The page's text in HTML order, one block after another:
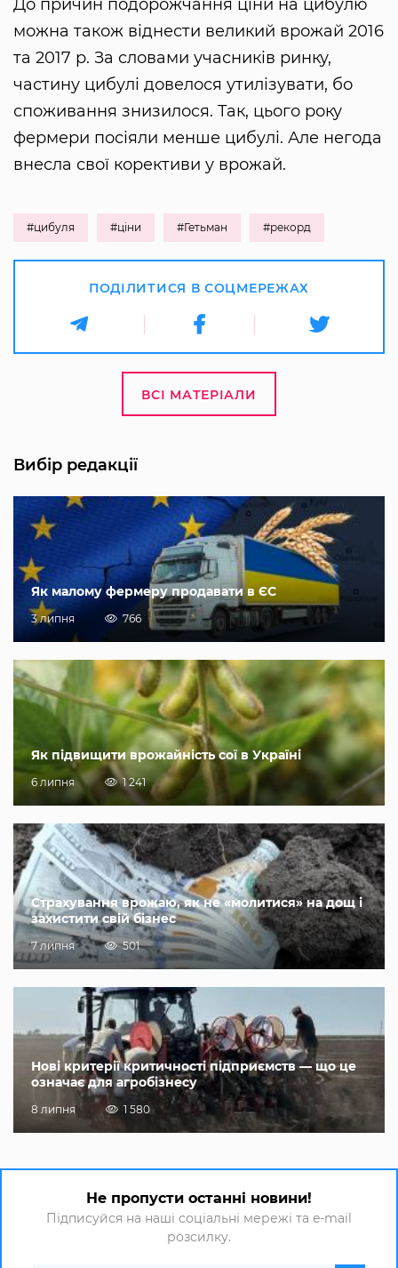
До причин подорожчання ціни на цибулю
можна також віднести великий врожай 2016
та 2017 р. За словами учасників ринку,
частину цибулі довелося утилізувати, бо
споживання знизилося. Так, цього року
фермери посіяли менше цибулі. Але негода
внесла свої корективи у врожай.
#цибуля #ціни #Гетьман #рекорд
ПОДІЛИТИСЯ В СОЦМЕРЕЖАХ
ВСІ МАТЕРІАЛИ
Вибір редакції
Як малому фермеру продавати в ЄС
3 липня 766
Як підвищити врожайність сої в Україні
6 липня 1 241
Страхування врожаю, як не «молитися» на дощ і
захистити свій бізнес
7 липня 501
Нові критерії критичності підприємств — що це
означає для агробізнесу
8 липня 1 580
Не пропусти останні новини!
Підписуйся на наші соціальні мережі та e-mail
розсилку.